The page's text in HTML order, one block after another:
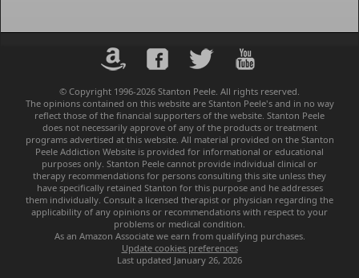
© Copyright 1996-2026 Stanton Peele. All rights reserved.
The opinions contained on this website are Stanton Peele's and in no way
reflect those of the financial supporters of the website. Stanton Peele
does not necessarily approve of any of the products or treatment
programs advertised at this website. All material provided on the Stanton
Peele Addiction Website is provided for informational or educational
purposes only. Stanton Peele cannot provide individual clinical or
therapy recommendations for persons consulting this site unless they
have specifically retained Stanton for this purpose and he addresses
them individually. Consult a licensed therapist or physician regarding the
applicability of any opinions or recommendations with respect to your
problems or medical condition.
As an Amazon Associate we earn from qualifying purchases.
Update cookies preferences
Last updated January 26, 2026